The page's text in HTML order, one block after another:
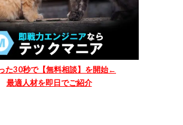
た30秒で【無料相談】を開始←
最適人材を即日でご紹介